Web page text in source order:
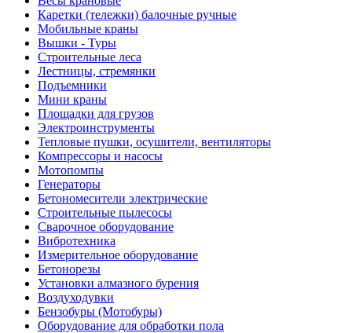
Каретки (тележки) балочные ручные
Мобильные краны
Вышки - Туры
Строительные леса
Лестницы, стремянки
Подъемники
Мини краны
Площадки для грузов
Электроинструменты
Тепловые пушки, осушители, вентиляторы
Компрессоры и насосы
Мотопомпы
Генераторы
Бетономесители электрические
Строительные пылесосы
Сварочное оборудование
Вибротехника
Измерительное оборудование
Бетонорезы
Установки алмазного бурения
Воздуходувки
Бензобуры (Мотобуры)
Оборудование для обработки пола